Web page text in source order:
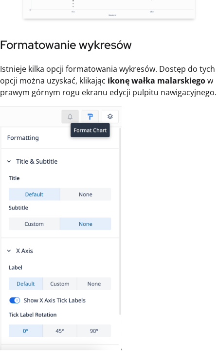
Formatowanie wykresów
Istnieje kilka opcji formatowania wykresów. Dostęp do tych
opcji można uzyskać, klikając ikonę wałka malarskiegow
prawym górnym rogu ekranu edycji pulpitu nawigacyjnego.